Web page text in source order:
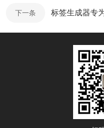
下一条 标签生成器专